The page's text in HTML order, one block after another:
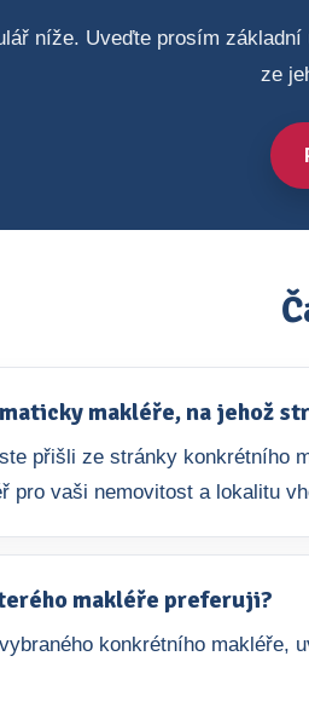
níže. Uveďte prosím
ze
makléře, na jehož
přišli ze stránky konkrétního
pro vaši nemovitost a lokalitu
makléře preferuji?
konkrétního makléře,